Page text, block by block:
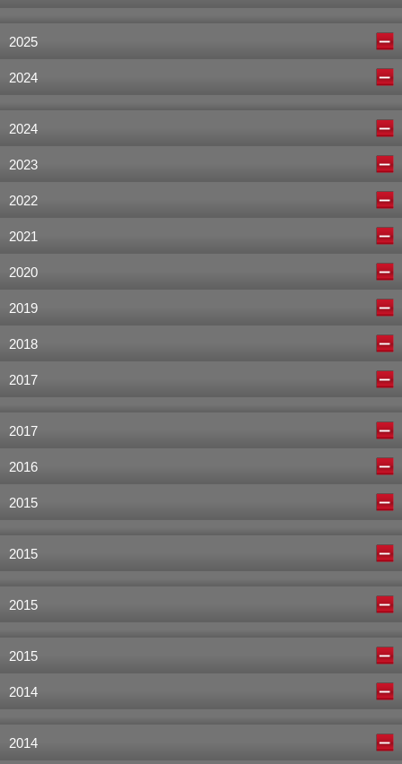
2025
2024
2024
2023
2022
2021
2020
2019
2018
2017
2017
2016
2015
2015
2015
2015
2014
2014